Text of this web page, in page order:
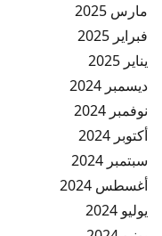
مارس 2025
فبراير 2025
يناير 2025
ديسمبر 2024
نوفمبر 2024
أكتوبر 2024
سبتمبر 2024
أغسطس 2024
يوليو 2024